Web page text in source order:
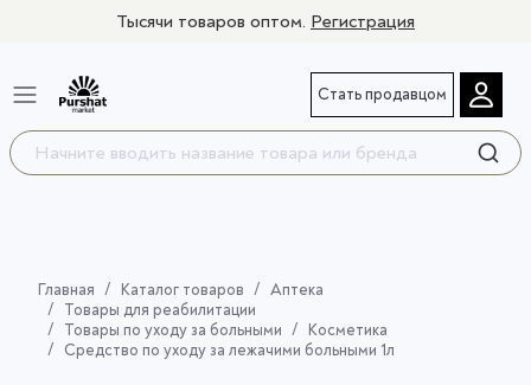
Тысячи товаров оптом. Регистрация
Стать продавцом
Главная Каталог товаров
Аптека
Товары для реабилитации
Товары по уходу за больными
Косметика
Средство по уходу за лежачими больными 1л